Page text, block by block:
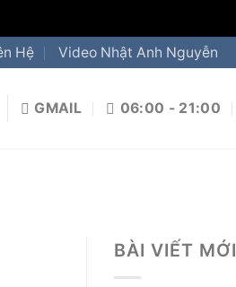
Hệ Video Nhật Anh Nguyễn
GMAIL 06:00 - 21:00
BÀI VIẾT MỚI